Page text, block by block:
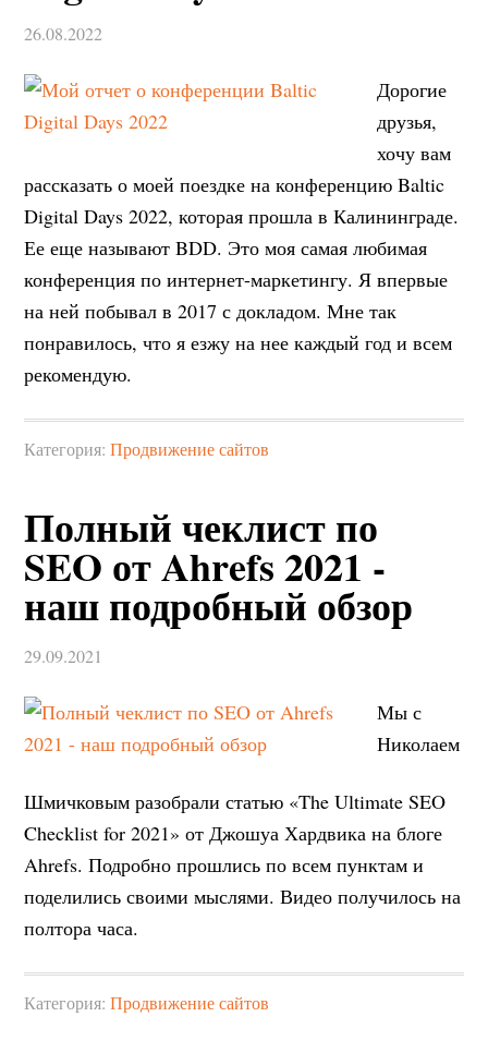
26.08.2022
Дорогие
друзья,
хочу вам
рассказать о моей поездке на конференцию Baltic
Digital Days 2022, которая прошла в Калининграде.
Ее еще называют BDD. Это моя самая любимая
конференция по интернет-маркетингу. Я впервые
на ней побывал в 2017 с докладом. Мне так
понравилось, что я езжу на нее каждый год и всем
рекомендую.
Категория:Продвижение сайтов
Полный чеклист по
SEO от Ahrefs 2021 -
наш подробный обзор
29.09.2021
Мы с
Николаем
Шмичковым разобрали статью «The Ultimate SEO
Checklist for 2021» от Джошуа Хардвика на блоге
Ahrefs. Подробно прошлись по всем пунктам и
поделились своими мыслями. Видео получилось на
полтора часа.
Категория:Продвижение сайтов